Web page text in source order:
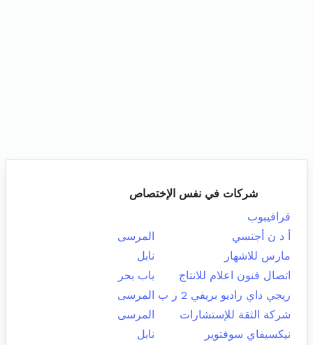
شركات في نفس الإختصاص
قرافيبوب
أ د ن أجنسي
المرسى
مارس للاشهار
نابل
اتصال فنون اعلام للانتاج
باب بحر
ريجي داي راديو بريفي 2 ر ب
المرسى
شركة الثقة للإستشارات
المرسى
نيكسيفاي سوفتوير
نابل